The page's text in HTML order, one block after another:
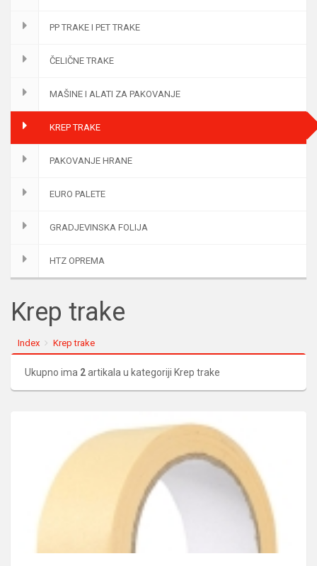
PP TRAKE I PET TRAKE
ČELIČNE TRAKE
MAŠINE I ALATI ZA PAKOVANJE
KREP TRAKE
PAKOVANJE HRANE
EURO PALETE
GRADJEVINSKA FOLIJA
HTZ OPREMA
Krep trake
Index Krep trake
Ukupno ima 2artikala u kategoriji Krep trake